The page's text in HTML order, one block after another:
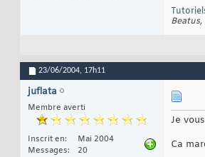
23/06/2004, 17h11
juflata
Membre averti
Inscrit en
Mai 2004
Messages
20
Je
Ca